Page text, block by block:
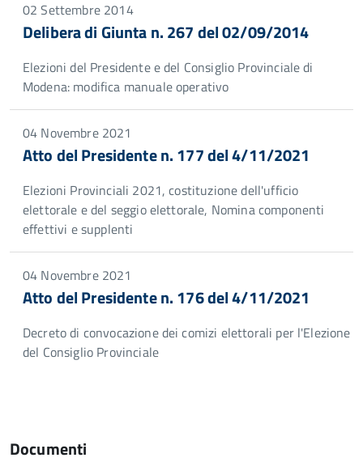
02 Settembre 2014
Delibera di Giunta n. 267 del 02/09/2014
Elezioni del Presidente e del Consiglio Provinciale di
Modena: modifica manuale operativo
04 Novembre 2021
Atto del Presidente n. 177 del 4/11/2021
Elezioni Provinciali 2021, costituzione dell'ufficio
elettorale e del seggio elettorale, Nomina componenti
effettivi e supplenti
04 Novembre 2021
Atto del Presidente n. 176 del 4/11/2021
Decreto di convocazione dei comizi elettorali per l'Elezione
del Consiglio Provinciale
Documenti